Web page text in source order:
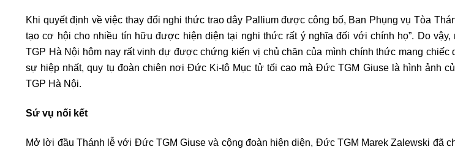
Khi quyết định về việc thay đổi nghi thức trao dây Pallium được công bố, Ban Phụng vụ Tòa
tạo cơ hội cho nhiều tín hữu được hiện diện tại nghi thức rất ý nghĩa đối với chính họ”. Do vậy,
TGP Hà Nội hôm nay rất vinh dự được chứng kiến vị chủ chăn của mình chính thức mang
sự hiệp nhất, quy tụ đoàn chiên nơi Đức Ki-tô Mục tử tối cao mà Đức TGM Giuse là hình ảnh
TGP Hà Nội.
Sứ vụ nối kết
Mở lời đầu Thánh lễ với Đức TGM Giuse và cộng đoàn hiện diện, Đức TGM Marek Zalewski đã